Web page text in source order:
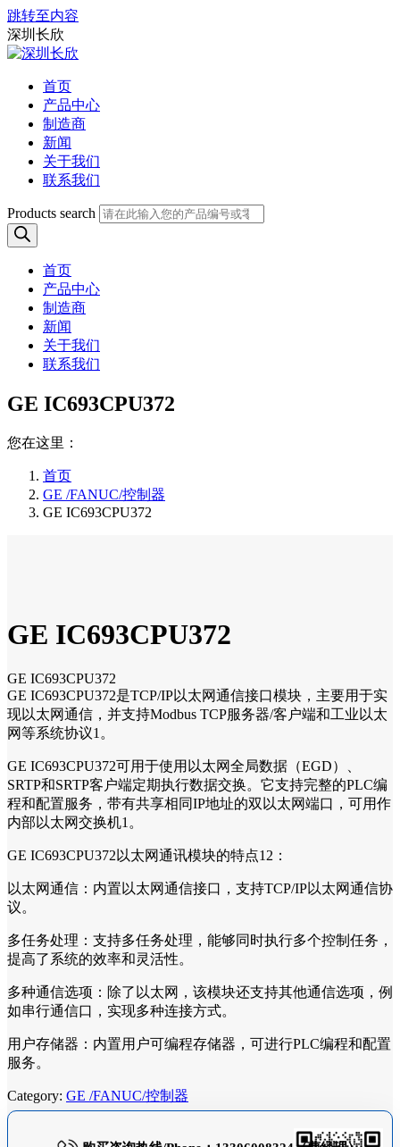
跳转至内容
深圳长欣
首页
产品中心
制造商
新闻
关于我们
联系我们
Products search
首页
产品中心
制造商
新闻
关于我们
联系我们
GE IC693CPU372
您在这里：
首页
GE /FANUC/控制器
GE IC693CPU372
GE IC693CPU372
GE IC693CPU372
GE IC693CPU372是TCP/IP以太网通信接口模块，主要用于实
现以太网通信，并支持Modbus TCP服务器/客户端和工业以太
网等系统协议1。
GE IC693CPU372可用于使用以太网全局数据（EGD）、
SRTP和SRTP客户端定期执行数据交换。它支持完整的PLC编
程和配置服务，带有共享相同IP地址的双以太网端口，可用作
内部以太网交换机1。
GE IC693CPU372以太网通讯模块的特点12：
以太网通信：内置以太网通信接口，支持TCP/IP以太网通信协
议。
多任务处理：支持多任务处理，能够同时执行多个控制任务，
提高了系统的效率和灵活性。
多种通信选项：除了以太网，该模块还支持其他通信选项，例
如串行通信口，实现多种连接方式。
用户存储器：内置用户可编程存储器，可进行PLC编程和配置
服务。
Category: GE /FANUC/控制器